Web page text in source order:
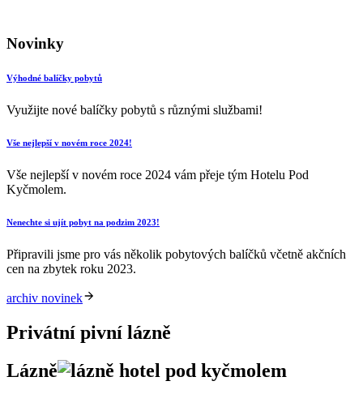
Novinky
Výhodné balíčky pobytů
Využijte nové balíčky pobytů s různými službami!
Vše nejlepší v novém roce 2024!
Vše nejlepší v novém roce 2024 vám přeje tým Hotelu Pod
Kyčmolem.
Nenechte si ujít pobyt na podzim 2023!
Připravili jsme pro vás několik pobytových balíčků včetně akčních
cen na zbytek roku 2023.
archiv novinek
Privátní pivní lázně
Lázně